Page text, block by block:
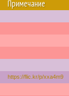
Примечание
https://flic.kr/p/xxa4m9